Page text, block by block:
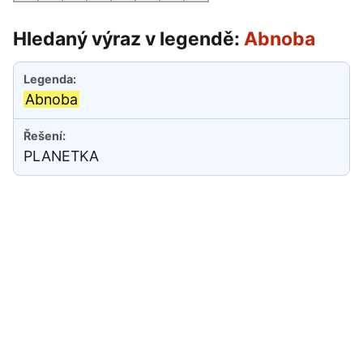
Hledaný výraz v legendě: Abnoba
Abnoba
PLANETKA